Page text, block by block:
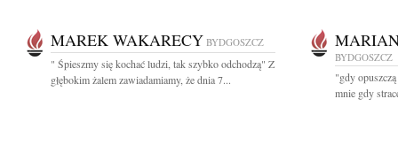
MAREK WAKARECY BYDGOSZCZ
" Śpieszmy się kochać ludzi, tak szybko odchodzą" Z
głębokim żalem zawiadamiamy, że dnia 7...
BYDGOSZCZ
"gdy
mnie gdy